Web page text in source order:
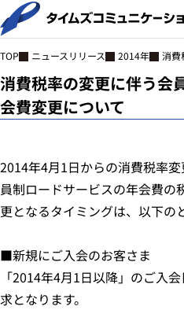
TOP ニュースリリース 2014年 消費
消費税率の変更に伴う会
会費変更について
2014年4月1日からの消費税率
員制ロードサービスの年会費の
更となるタイミングは、以下の
■新規にご入会のお客さま
「2014年4月1日以降」のご入
求となります。